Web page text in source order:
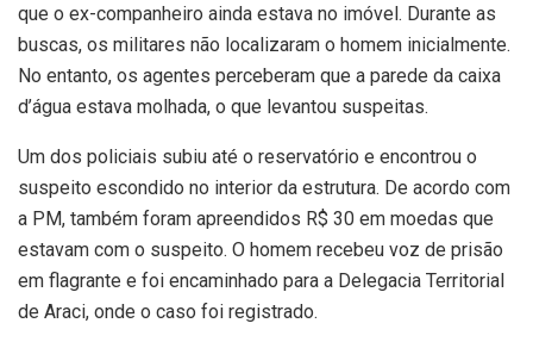
que o ex-companheiro ainda estava no imóvel. Durante as
buscas, os militares não localizaram o homem inicialmente.
No entanto, os agentes perceberam que a parede da caixa
d’água estava molhada, o que levantou suspeitas.
Um dos policiais subiu até o reservatório e encontrou o
suspeito escondido no interior da estrutura. De acordo com
a PM, também foram apreendidos R$ 30 em moedas que
estavam com o suspeito. O homem recebeu voz de prisão
em flagrante e foi encaminhado para a Delegacia Territorial
de Araci, onde o caso foi registrado.